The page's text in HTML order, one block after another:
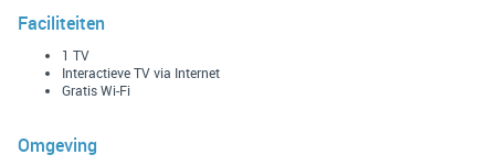
Faciliteiten
1 TV
Interactieve TV via Internet
Gratis Wi-Fi
Omgeving